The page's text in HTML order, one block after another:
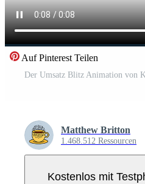
Auf Pinterest Teilen
Der Umsatz Blitz Animation von
Matthew Britton
1.468.512 Ressourcen
Kostenlos mit